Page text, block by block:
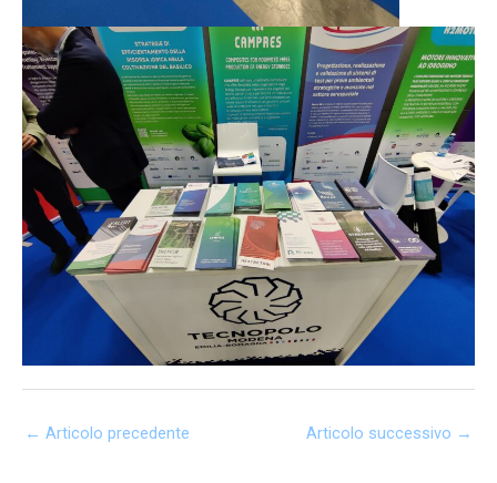
← Articolo precedente Articolo successivo →